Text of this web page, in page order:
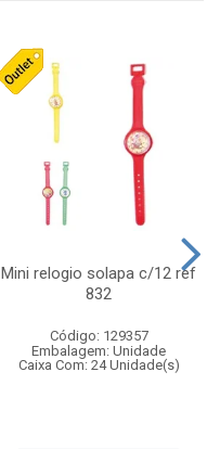
Mini relogio solapa c/12 ref
832
Código: 129357
Embalagem: Unidade
Caixa Com: 24 Unidade(s)